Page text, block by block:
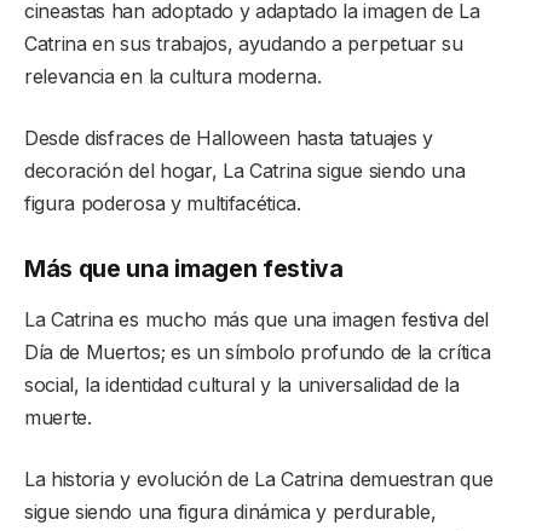
cineastas han adoptado y adaptado la imagen de La
Catrina en sus trabajos, ayudando a perpetuar su
relevancia en la cultura moderna.
Desde disfraces de Halloween hasta tatuajes y
decoración del hogar, La Catrina sigue siendo una
figura poderosa y multifacética.
Más que una imagen festiva
La Catrina es mucho más que una imagen festiva del
Día de Muertos; es un símbolo profundo de la crítica
social, la identidad cultural y la universalidad de la
muerte.
La historia y evolución de La Catrina demuestran que
sigue siendo una figura dinámica y perdurable,